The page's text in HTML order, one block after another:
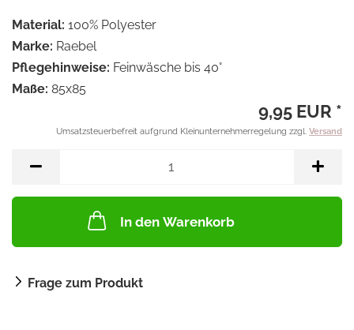
Material: 100% Polyester
Marke: Raebel
Pflegehinweise: Feinwäsche bis 40°
Maße: 85x85
9,95 EUR *
Umsatzsteuerbefreit aufgrund Kleinunternehmerregelung zzgl. Versand
In den Warenkorb
Frage zum Produkt